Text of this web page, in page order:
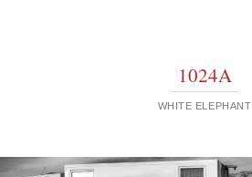
1024A
WHITE ELEPHANT